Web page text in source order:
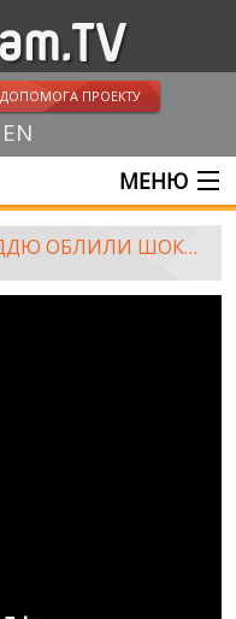
ДОПОМОГА ПРОЕКТУ
EN
МЕНЮ
НА БАНКОВІЙ СУДДЮ ОБЛИЛИ ШОКОЛАДОМ